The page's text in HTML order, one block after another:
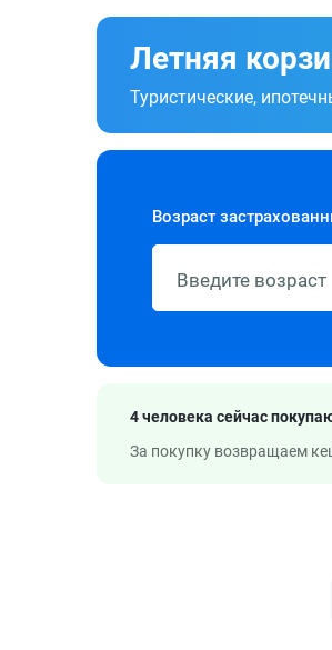
Летняя
Туристические,
Возраст
4 человека сейчас
За покупку возвращаем